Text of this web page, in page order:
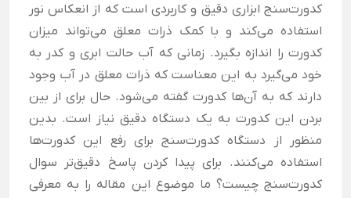
کدورت‌سنج ابزاری دقیق و کاربردی است که از انعکاس نور
استفاده می‌کند و با کمک ذرات معلق می‌تواند میزان
کدورت را اندازه بگیرد. زمانی که آب حالت ابری و کدر به
خود می‌گیرد به این معناست که ذرات معلق در آب وجود
دارند که به آن‌ها کدورت گفته می‌شود. حال برای از بین
بردن این کدورت به یک دستگاه دقیق نیاز است. بدین
منظور از دستگاه کدورت‌سنج برای رفع این کدورت‌ها
استفاده می‌کنند. برای پیدا کردن پاسخ دقیق‌تر سوال
کدورت‌سنج چیست؟ ما موضوع این مقاله را به معرفی